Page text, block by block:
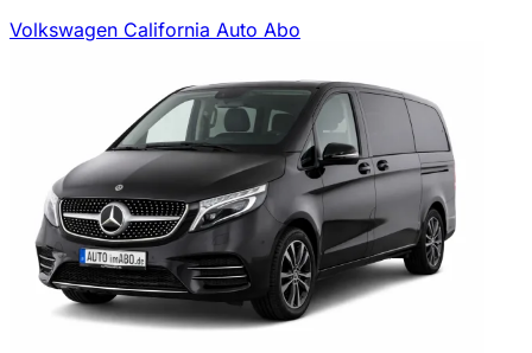
Volkswagen California Auto Abo